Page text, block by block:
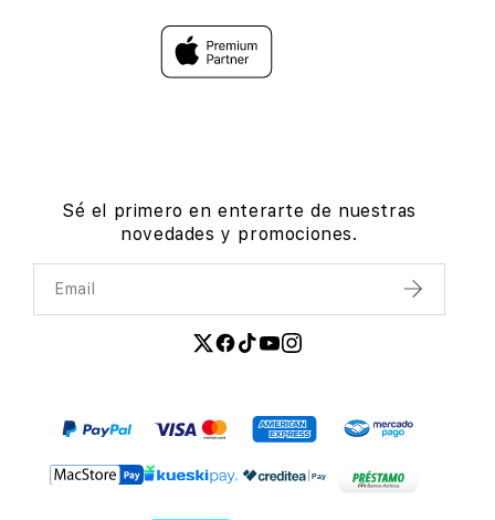
Sé el primero en enterarte de nuestras
novedades y promociones.
Email